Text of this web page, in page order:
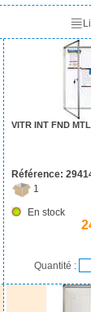
VITR INT FND
Référence:
1
En stock
Quantité :